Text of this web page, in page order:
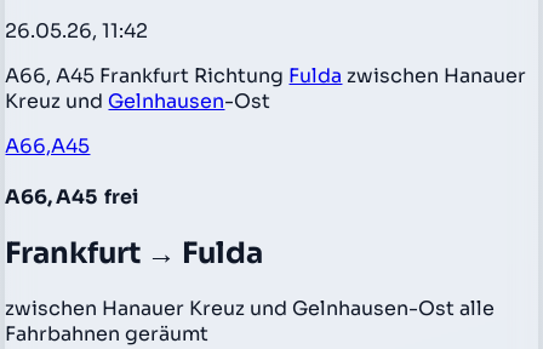
26.05.26, 11:42
A66, A45 Frankfurt Richtung Fulda zwischen Hanauer
Kreuz und Gelnhausen-Ost
A66,A45
A66, A45 frei
Frankfurt → Fulda
zwischen Hanauer Kreuz und Gelnhausen-Ost alle
Fahrbahnen geräumt